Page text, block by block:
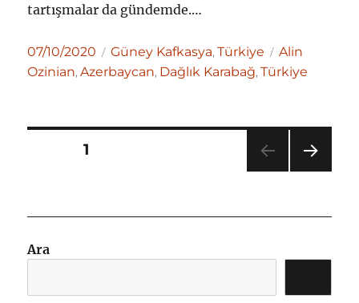
tartışmalar da gündemde.…
Yayın
tarihi
07/10/2020 Kategoriler
Güney Kafkasya,Türkiye Etiketler
Alin
Ozinian,Azerbaycan, Dağlık Karabağ,Türkiye
SAYFA1
Ara